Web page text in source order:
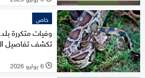
خاص
وفيات متكررة
تكشف تفاصيل
l 6 يوليو 2026